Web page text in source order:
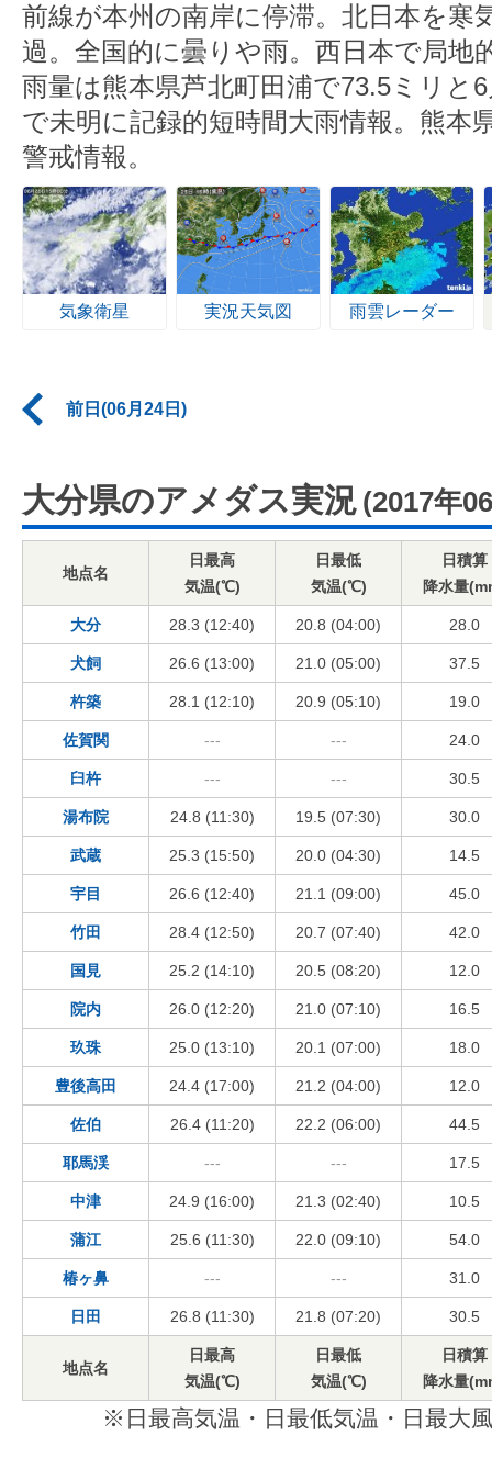
前線が本州の南岸に停滞。北日本を寒
過。全国的に曇りや雨。西日本で局地
雨量は熊本県芦北町田浦で73.5ミリと
で未明に記録的短時間大雨情報。熊本
警戒情報。
気象衛星 実況天気図 雨雲レーダー
前日(06月24日)
大分県のアメダス実況 (2017年
地点名
日最高
気温(℃)
日最低
気温(℃)
日積算
降水量
大分 28.3 (12:40) 20.8 (04:00) 28.0
犬飼 26.6 (13:00) 21.0 (05:00) 37.5
杵築 28.1 (12:10) 20.9 (05:10) 19.0
佐賀関 --- --- 24.0
臼杵 --- --- 30.5
湯布院 24.8 (11:30) 19.5 (07:30) 30.0
武蔵 25.3 (15:50) 20.0 (04:30) 14.5
宇目 26.6 (12:40) 21.1 (09:00) 45.0
竹田 28.4 (12:50) 20.7 (07:40) 42.0
国見 25.2 (14:10) 20.5 (08:20) 12.0
院内 26.0 (12:20) 21.0 (07:10) 16.5
玖珠 25.0 (13:10) 20.1 (07:00) 18.0
豊後高田 24.4 (17:00) 21.2 (04:00) 12.0
佐伯 26.4 (11:20) 22.2 (06:00) 44.5
耶馬渓 --- --- 17.5
中津 24.9 (16:00) 21.3 (02:40) 10.5
蒲江 25.6 (11:30) 22.0 (09:10) 54.0
椿ヶ鼻 --- --- 31.0
日田 26.8 (11:30) 21.8 (07:20) 30.5
地点名
日最高
気温(℃)
日最低
気温(℃)
日積算
降水量
※日最高気温・日最低気温・日最大